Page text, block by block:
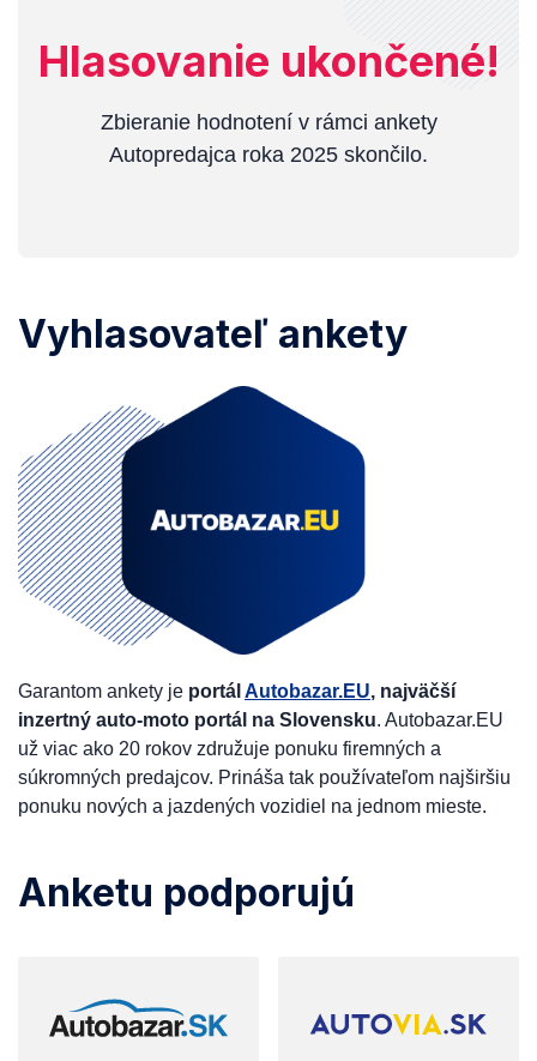
Hlasovanie ukončené!
Zbieranie hodnotení v rámci ankety
Autopredajca roka 2025 skončilo.
Vyhlasovateľ ankety
Garantom ankety je portál Autobazar.EU, najväčší
inzertný auto-moto portál na Slovensku. Autobazar.EU
už viac ako 20 rokov združuje ponuku firemných a
súkromných predajcov. Prináša tak používateľom najširšiu
ponuku nových a jazdených vozidiel na jednom mieste.
Anketu podporujú